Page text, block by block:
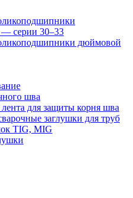
— серии 30–33
дюймовой
шва
для защиты корня шва
заглушки для труб
TIG, MIG